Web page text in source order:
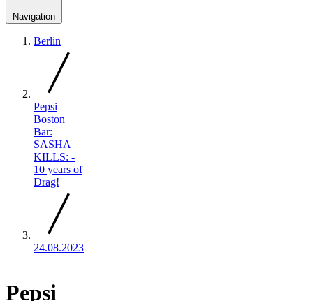
Navigation
Berlin
Pepsi
Boston
Bar:
SASHA
KILLS: -
10 years of
Drag!
24.08.2023
Pepsi